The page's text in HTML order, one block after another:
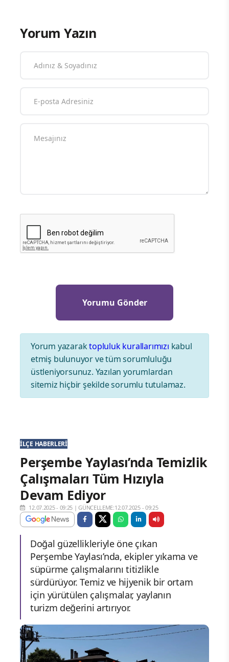
Yorum Yazın
Yorum yazaraktopluluk kurallarımızı kabul
etmiş bulunuyor ve tüm sorumluluğu
üstleniyorsunuz. Yazılan yorumlardan
sitemiz hiçbir şekilde sorumlu tutulamaz.
İLÇE HABERLERI
Perşembe Yaylası’nda Temizlik
Çalışmaları Tüm Hızıyla
Devam Ediyor
12.07.2025 - 09:25 |GÜNCELLEME:12.07.2025 - 09:25
Doğal güzellikleriyle öne çıkan
Perşembe Yaylası’nda, ekipler yıkama ve
süpürme çalışmalarını titizlikle
sürdürüyor. Temiz ve hijyenik bir ortam
için yürütülen çalışmalar, yaylanın
turizm değerini artırıyor.